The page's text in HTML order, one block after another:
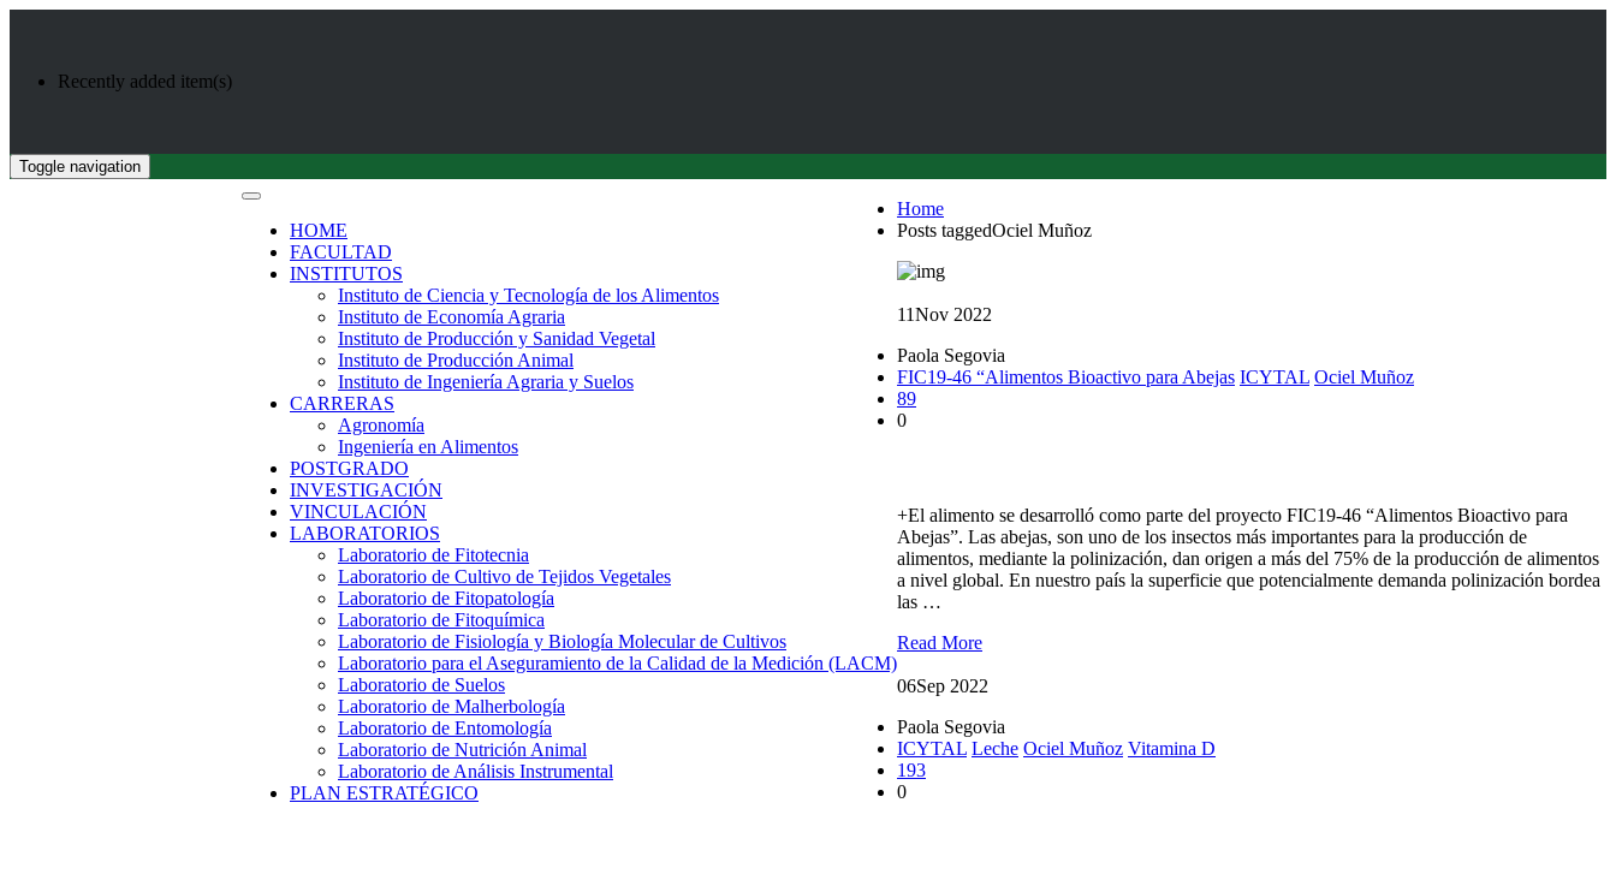
Recently added item(s)
Toggle navigation
HOME
FACULTAD
INSTITUTOS
Instituto de Ciencia y Tecnología de los Alimentos
Instituto de Economía Agraria
Instituto de Producción y Sanidad Vegetal
Instituto de Producción Animal
Instituto de Ingeniería Agraria y Suelos
CARRERAS
Agronomía
Ingeniería en Alimentos
POSTGRADO
INVESTIGACIÓN
VINCULACIÓN
LABORATORIOS
Laboratorio de Fitotecnia
Laboratorio de Cultivo de Tejidos Vegetales
Laboratorio de Fitopatología
Laboratorio de Fitoquímica
Laboratorio de Fisiología y Biología Molecular de Cultivos
Laboratorio para el Aseguramiento de la Calidad de la Medición (LACM)
Laboratorio de Suelos
Laboratorio de Malherbología
Laboratorio de Entomología
Laboratorio de Nutrición Animal
Laboratorio de Análisis Instrumental
PLAN ESTRATÉGICO
Home
Posts taggedOciel Muñoz
11Nov 2022
Paola Segovia
FIC19-46 “Alimentos Bioactivo para Abejas ICYTAL Ociel Muñoz
89
0
+El alimento se desarrolló como parte del proyecto FIC19-46 “Alimentos Bioactivo para
Abejas”. Las abejas, son uno de los insectos más importantes para la producción de
alimentos, mediante la polinización, dan origen a más del 75% de la producción de alimentos
a nivel global. En nuestro país la superficie que potencialmente demanda polinización bordea
las …
Read More
06Sep 2022
Paola Segovia
ICYTAL Leche Ociel Muñoz Vitamina D
193
0